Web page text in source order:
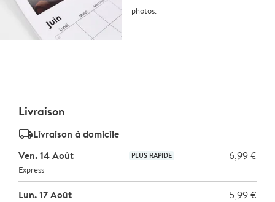
photos.
Livraison
delivery_standard_v2Livraison à domicile
Ven. 14 Août
PLUS RAPIDE 6,99 €
Express
Lun. 17 Août 5,99 €